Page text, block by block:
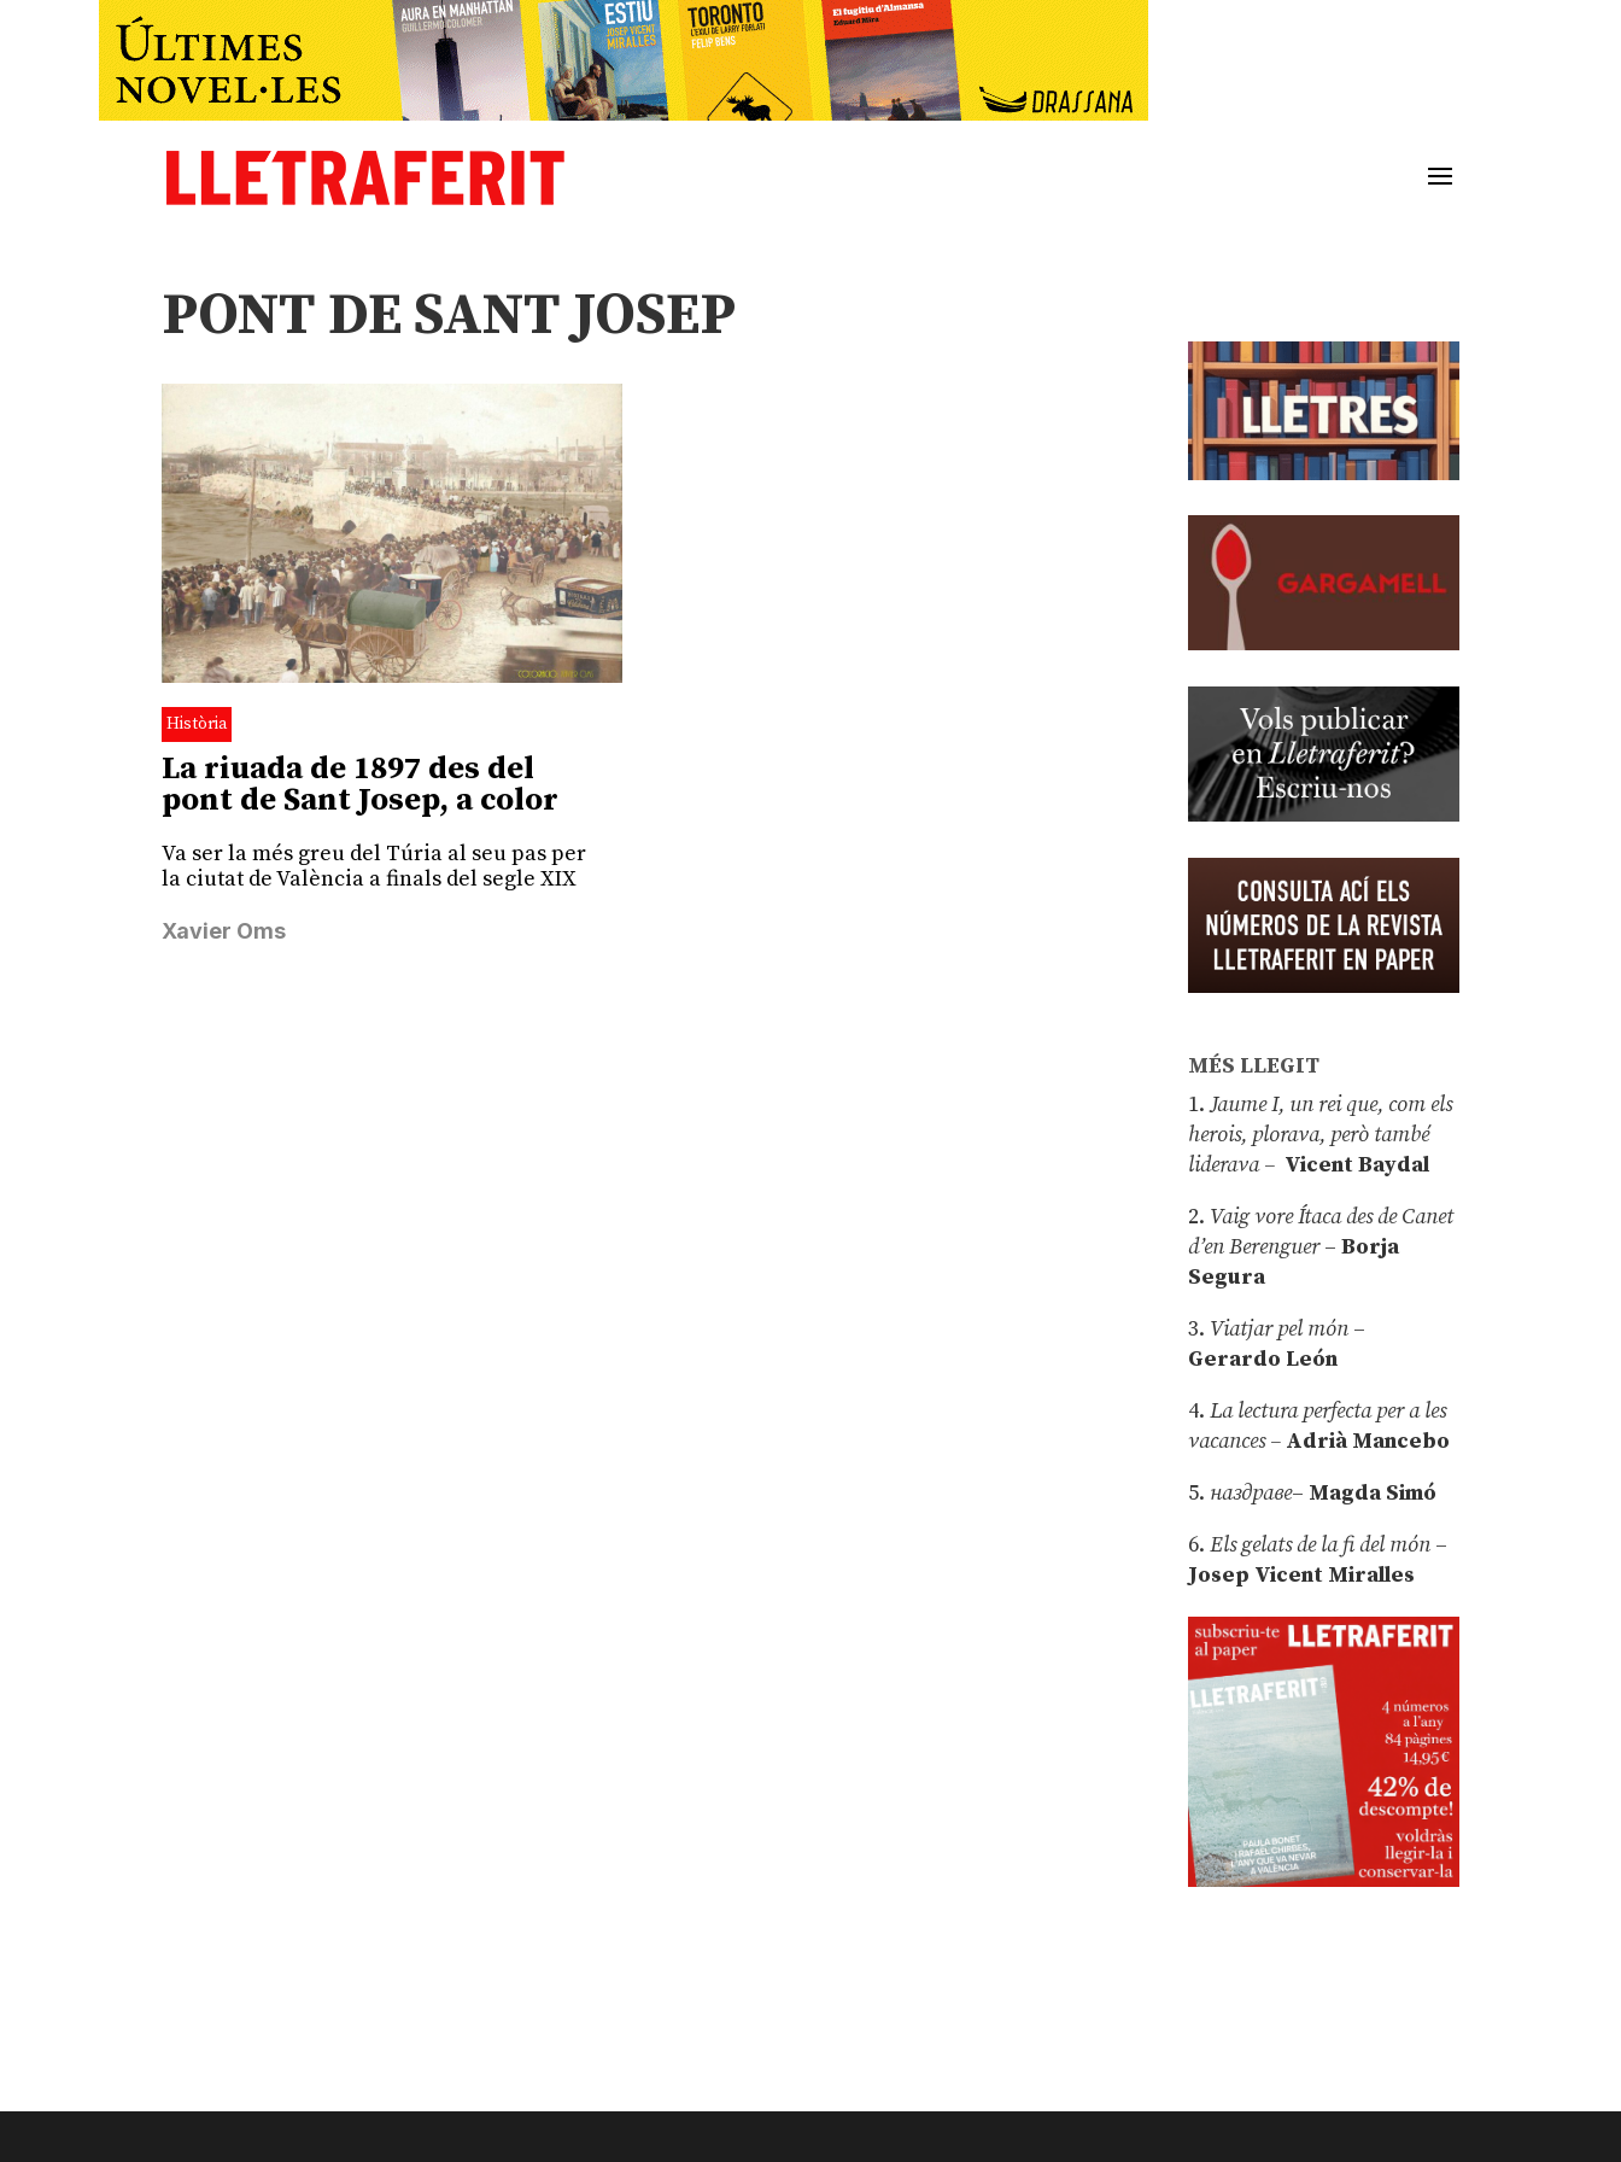
PONT DE SANT JOSEP
Història
La riuada de 1897 des del
pont de Sant Josep, a color
Va ser la més greu del Túria al seu pas per
la ciutat de València a finals del segle XIX
Xavier Oms
MÉS LLEGIT
1.Jaume I, un rei que, com els
herois, plorava, però també
liderava – Vicent Baydal
2. Vaig vore Ítaca des de Canet
d’en Berenguer–Borja
Segura
3. Viatjar pel món –
Gerardo León
4.La lectura perfecta per a les
vacances – Adrià Mancebo
5. наздраве– Magda Simó
6.Els gelats de la fi del món –
Josep Vicent Miralles